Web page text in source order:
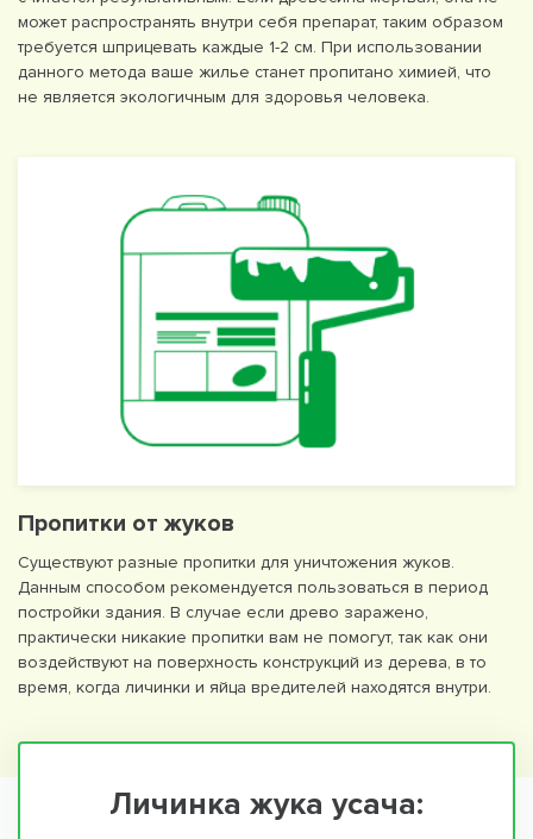
может распространять внутри себя препарат, таким образом
требуется шприцевать каждые 1-2 см. При использовании
данного метода ваше жилье станет пропитано химией, что
не является экологичным для здоровья человека.
Пропитки от жуков
Существуют разные пропитки для уничтожения жуков.
Данным способом рекомендуется пользоваться в период
постройки здания. В случае если древо заражено,
практически никакие пропитки вам не помогут, так как они
воздействуют на поверхность конструкций из дерева, в то
время, когда личинки и яйца вредителей находятся внутри.
Личинка жука усача: